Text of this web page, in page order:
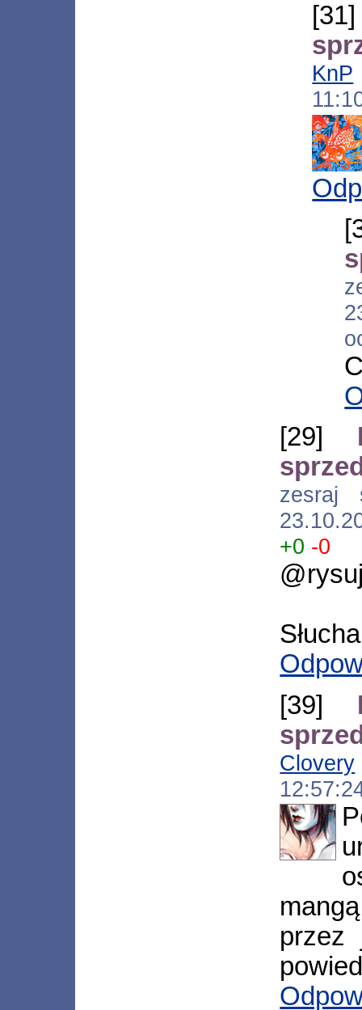
KnP
[29]
zesraj
+0 -0
[39]
Clovery
przez